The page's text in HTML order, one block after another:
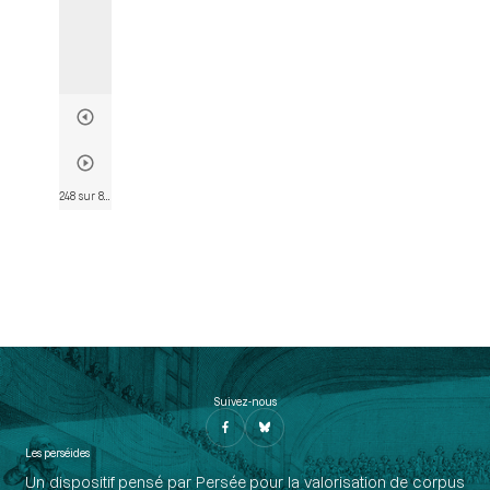
Suivez-nous
Les perséides
Un dispositif pensé par Persée pour la valorisation de corpus